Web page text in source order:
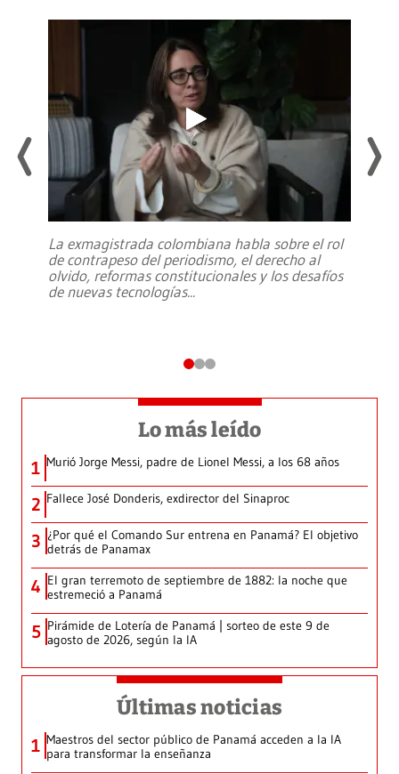
La exmagistrada colombiana habla sobre el rol
de contrapeso del periodismo, el derecho al
olvido, reformas constitucionales y los desafíos
de nuevas tecnologías...
Lo más leído
1 Murió Jorge Messi, padre de Lionel Messi, a los 68 años
2 Fallece José Donderis, exdirector del Sinaproc
3 ¿Por qué el Comando Sur entrena en Panamá? El objetivo
detrás de Panamax
4 El gran terremoto de septiembre de 1882: la noche que
estremeció a Panamá
5 Pirámide de Lotería de Panamá | sorteo de este 9 de
agosto de 2026, según la IA
Últimas noticias
1 Maestros del sector público de Panamá acceden a la IA
para transformar la enseñanza